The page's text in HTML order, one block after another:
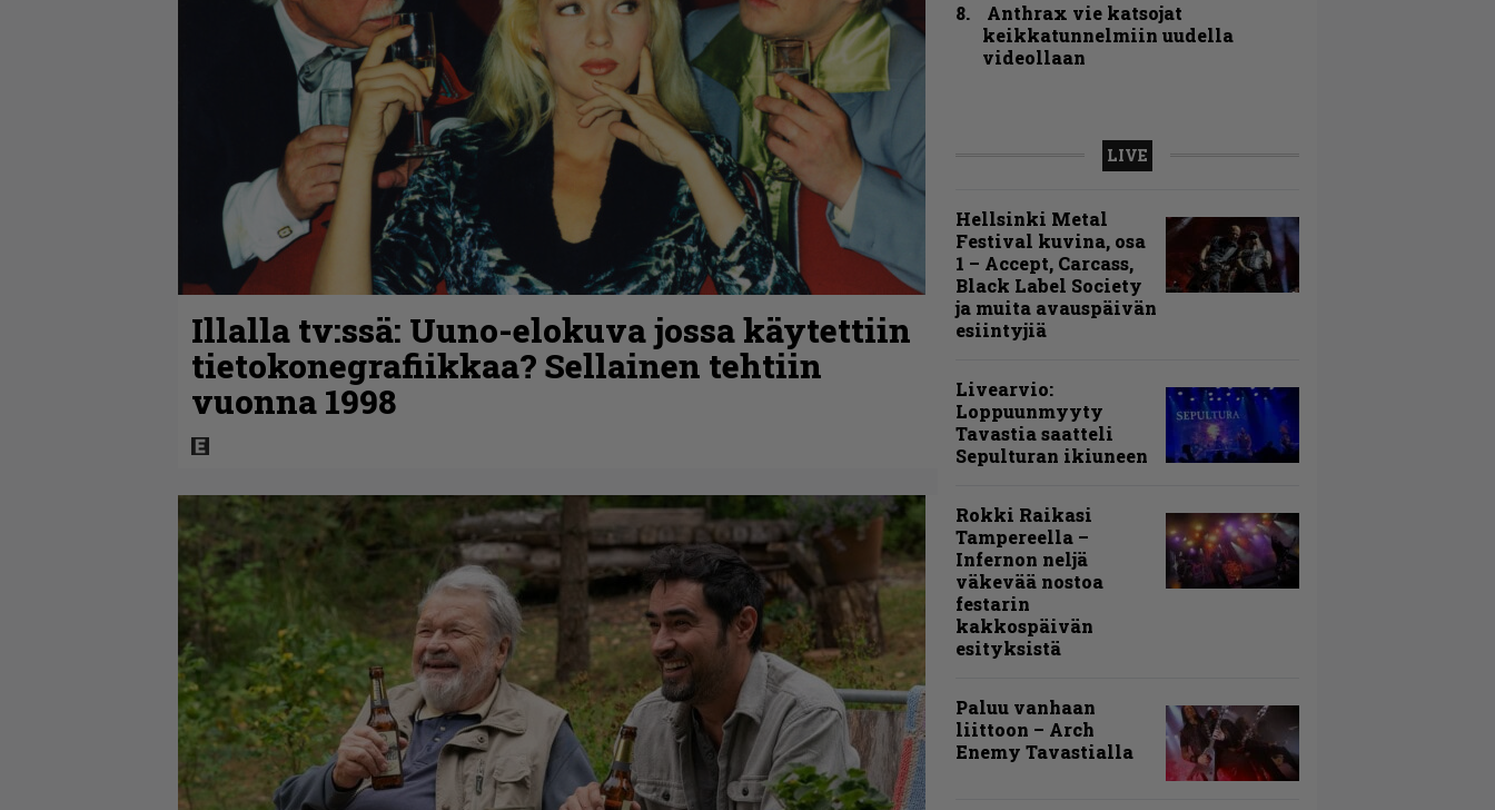
Illalla tv:ssä: Uuno-elokuva jossa käytettiin
tietokonegrafiikkaa? Sellainen tehtiin
vuonna 1998
Anthrax vie katsojat
keikkatunnelmiin uudella
videollaan
LIVE
Hellsinki Metal
Festival kuvina, osa
1 – Accept, Carcass,
Black Label Society
ja muita avauspäivän
esiintyjiä
Livearvio:
Loppuunmyyty
Tavastia saatteli
Sepulturan ikiuneen
Rokki Raikasi
Tampereella –
Infernon neljä
väkevää nostoa
festarin
kakkospäivän
esityksistä
Paluu vanhaan
liittoon – Arch
Enemy Tavastialla